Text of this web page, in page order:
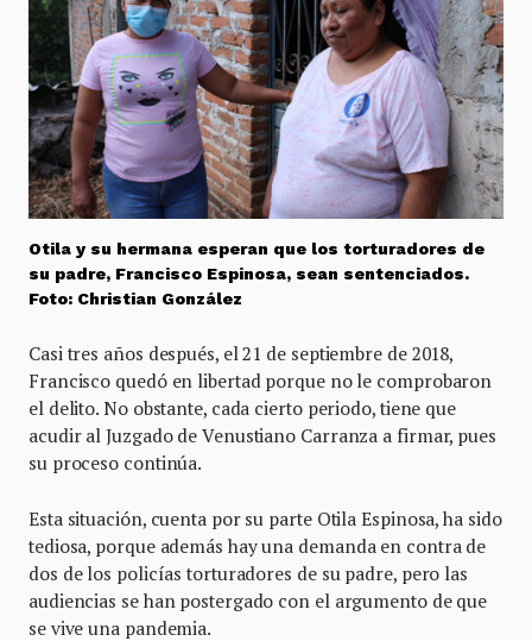
Otila y su hermana esperan que los torturadores de
su padre, Francisco Espinosa, sean sentenciados.
Foto: Christian González
Casi tres años después, el 21 de septiembre de 2018,
Francisco quedó en libertad porque no le comprobaron
el delito. No obstante, cada cierto periodo, tiene que
acudir al Juzgado de Venustiano Carranza a firmar, pues
su proceso continúa.
Esta situación, cuenta por su parte Otila Espinosa, ha sido
tediosa, porque además hay una demanda en contra de
dos de los policías torturadores de su padre, pero las
audiencias se han postergado con el argumento de que
se vive una pandemia.